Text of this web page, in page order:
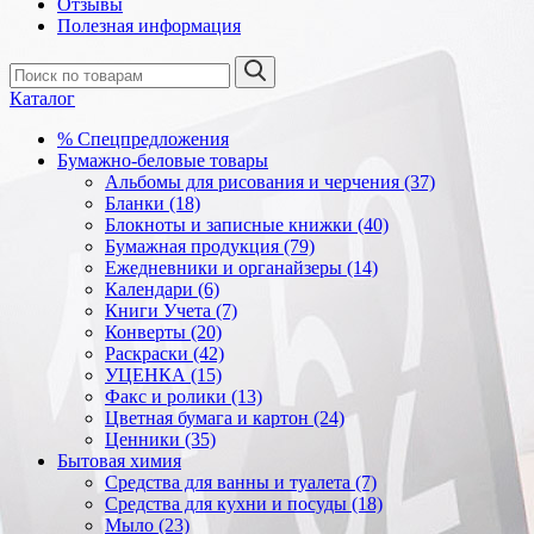
Отзывы
Полезная информация
Каталог
% Спецпредложения
Бумажно-беловые товары
Альбомы для рисования и черчения (37)
Бланки (18)
Блокноты и записные книжки (40)
Бумажная продукция (79)
Ежедневники и органайзеры (14)
Календари (6)
Книги Учета (7)
Конверты (20)
Раскраски (42)
УЦЕНКА (15)
Факс и ролики (13)
Цветная бумага и картон (24)
Ценники (35)
Бытовая химия
Средства для ванны и туалета (7)
Средства для кухни и посуды (18)
Мыло (23)